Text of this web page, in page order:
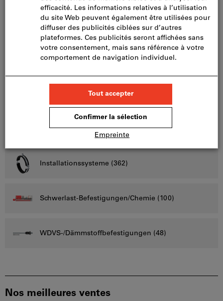
Fers plats et équerres (14)
Ankertechnik (149)
Dübeltechnik (256)
Installationssysteme (362)
Schwerlast-Befestigungen/Chemie (100)
WDVS-/Dämmstoffbefestigungen (48)
Nos meilleures ventes